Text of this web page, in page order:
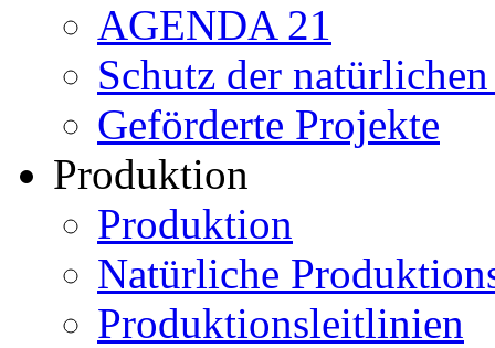
AGENDA 21
Schutz der
Geförderte Projekte
Produktion
Produktion
Natürliche
Produktionsleitlinien